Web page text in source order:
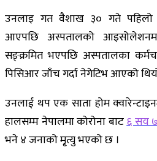
उनलाइ गत वैशाख ३० गते पहिलो
आएपछि अस्पतालको
सङ्क्रमित भएपछि अस्पतालका
पिसिआर जाँच गर्दा नेगेटिभ आएको
उनलाई थप एक साता होम
हालसम्म नेपालमा कोरोना बाट६ सय
भने ४ जनाको मृ्त्यु भएको छ ।